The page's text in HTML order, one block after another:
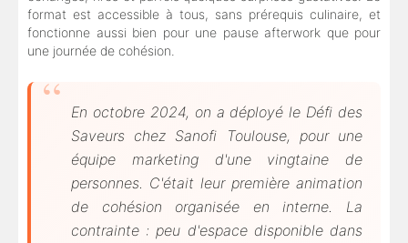
format est accessible à tous, sans prérequis culinaire, et
fonctionne aussi bien pour une pause afterwork que pour
une journée de cohésion.
En octobre 2024, on a déployé le Défi des
Saveurs chez Sanofi Toulouse, pour une
équipe marketing d'une vingtaine de
personnes. C'était leur première animation
de cohésion organisée en interne. La
contrainte : peu d'espace disponible dans